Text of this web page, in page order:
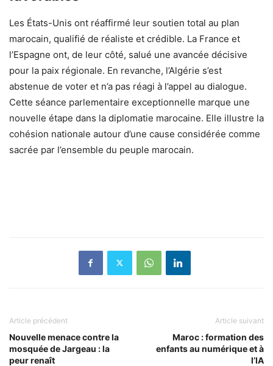
Les États-Unis ont réaffirmé leur soutien total au plan
marocain, qualifié de réaliste et crédible. La France et
l’Espagne ont, de leur côté, salué une avancée décisive
pour la paix régionale. En revanche, l’Algérie s’est
abstenue de voter et n’a pas réagi à l’appel au dialogue.
Cette séance parlementaire exceptionnelle marque une
nouvelle étape dans la diplomatie marocaine. Elle illustre la
cohésion nationale autour d’une cause considérée comme
sacrée par l’ensemble du peuple marocain.
Article précédent
Nouvelle menace contre la
mosquée de Jargeau : la
peur renaît
Article suivant
Maroc : formation des
enfants au numérique et à
l’IA